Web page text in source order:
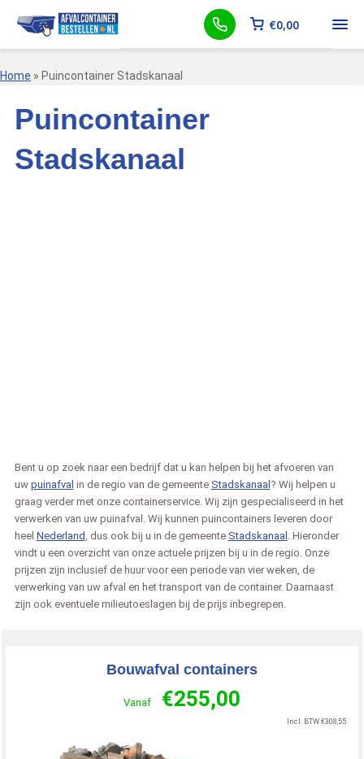
€0,00
Home » Puincontainer Stadskanaal
Puincontainer
Stadskanaal
Bent u op zoek naar een bedrijf dat u kan helpen bij het afvoeren van
uw puinafval in de regio van de gemeente Stadskanaal ? Wij helpen u
graag verder met onze containerservice. Wij zijn gespecialiseerd in het
verwerken van uw puinafval. Wij kunnen puincontainers leveren door
heel Nederland , dus ook bij u in de gemeente Stadskanaal
. Hieronder
vindt u een overzicht van onze actuele prijzen bij u in de regio. Onze
prijzen zijn inclusief de huur voor een periode van vier weken, de
verwerking van uw afval en het transport van de container. Daarnaast
zijn ook eventuele milieutoeslagen bij de prijs inbegrepen.
Bouwafval containers
Vanaf €255,00
Incl. BTW €308,55